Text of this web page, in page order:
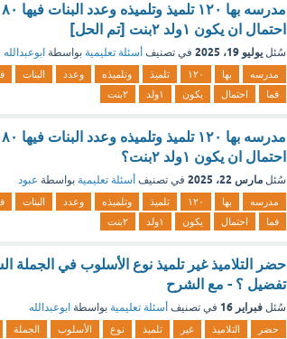
احتمال ان يكون ١ولد ٢بنت [تم الحل]
سُئل يوليو 19، 2025 في تصنيف أسئلة تعليمية بواسطة ابوعبدالله
مدرسه بها ١٢٠ تلميذ وتلميذه وعدد البنات
فما
احتمال يكون ١ولد ٢بنت
احتمال ان يكون ١ولد ٢بنت؟
سُئل مارس 22، 2025 في تصنيف أسئلة تعليمية بواسطة عبود
مدرسه بها ١٢٠ تلميذ وتلميذه وعدد البنات
فما
احتمال يكون ١ولد ٢بنت
حضر التلاميذ غير تلميذ نوع الأسلوب في الجملة
تفضيل ؟ - مع الشرح
سُئل فبراير 16 في تصنيف أسئلة تعليمية بواسطة ابوعبدالله
حضر التلاميذ غير تلميذ نوع الأسلوب الجملة